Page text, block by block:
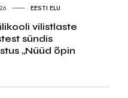
EESTI ELU
vilistlaste
sündis
„Nüüd õpin